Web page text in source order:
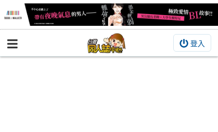
登入
BOOKY書集倉庫